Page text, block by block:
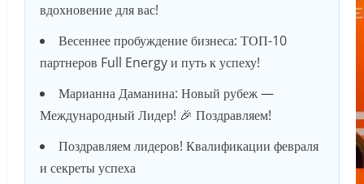
вдохновение для вас!
Весеннее пробуждение бизнеса: ТОП-10
партнеров Full Energy и путь к успеху!
Марианна Даманина: Новый рубеж —
Международный Лидер! 🎉 Поздравляем!
Поздравляем лидеров! Квалификации февраля
и секреты успеха